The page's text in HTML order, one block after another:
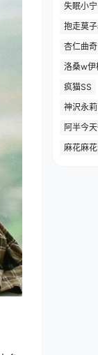
失眠小宁
抱走莫
杏仁曲奇
洛桑w伊
疯猫SS
神沢永莉
阿半今
麻花麻